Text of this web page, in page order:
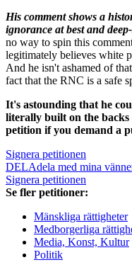
His comment shows a
ignorance at best and
no way to spin this
legitimately believes white
And he isn't ashamed of
fact that the RNC is a safe
It's astounding that he
literally built on the backs
petition if you demand a
Signera petitionen
DELAdela med mina
Signera petitionen
Se fler petitioner:
Mänskliga rättigheter
Medborgerliga
Media, Konst, Kultur
Politik